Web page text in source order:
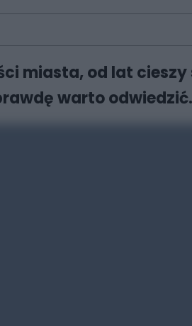
miasta, od lat
warto odwiedzić.